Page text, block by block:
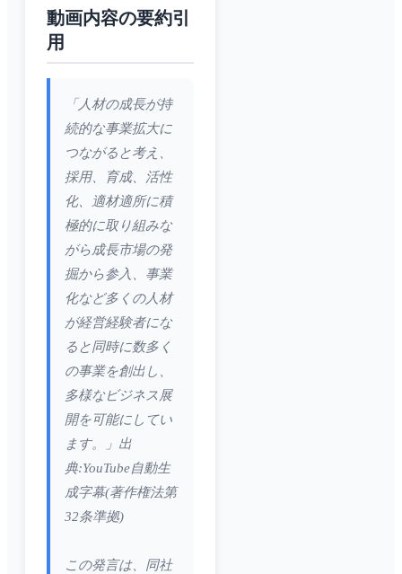
動画内容の要約引
用
「人材の成長が持
続的な事業拡大に
つながると考え、
採用、育成、活性
化、適材適所に積
極的に取り組みな
がら成長市場の発
掘から参入、事業
化など多くの人材
が経営経験者にな
ると同時に数多く
の事業を創出し、
多様なビジネス展
開を可能にしてい
ます。」出
典:YouTube自動生
成字幕(著作権法第
32条準拠)
この発言は、同社